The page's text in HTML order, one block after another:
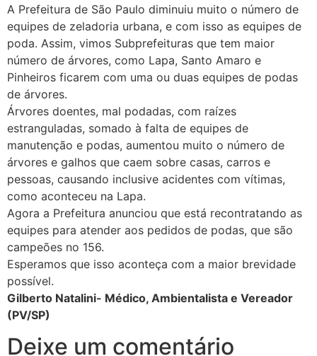
A Prefeitura de São Paulo diminuiu muito o número de
equipes de zeladoria urbana, e com isso as equipes de
poda. Assim, vimos Subprefeituras que tem maior
número de árvores, como Lapa, Santo Amaro e
Pinheiros ficarem com uma ou duas equipes de podas
de árvores.
Árvores doentes, mal podadas, com raízes
estranguladas, somado à falta de equipes de
manutenção e podas, aumentou muito o número de
árvores e galhos que caem sobre casas, carros e
pessoas, causando inclusive acidentes com vítimas,
como aconteceu na Lapa.
Agora a Prefeitura anunciou que está recontratando as
equipes para atender aos pedidos de podas, que são
campeões no 156.
Esperamos que isso aconteça com a maior brevidade
possível.
Gilberto Natalini- Médico, Ambientalista e Vereador
(PV/SP)
Deixe um comentário